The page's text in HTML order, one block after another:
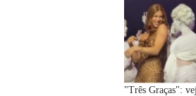
"Três Graças":